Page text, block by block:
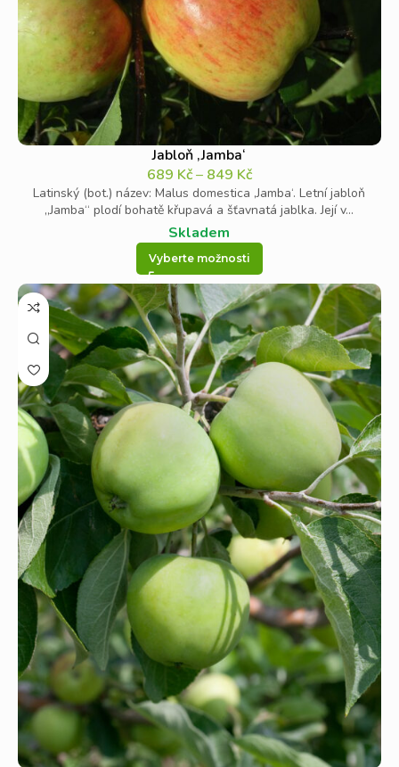
Jabloň ‚Jamba‘
689 Kč– 849 Kč
Latinský (bot.) název: Malus domestica ‚Jamba‘. Letní jabloň
„Jamba“ plodí bohatě křupavá a šťavnatá jablka. Její v...
Skladem
Vyberte možnosti